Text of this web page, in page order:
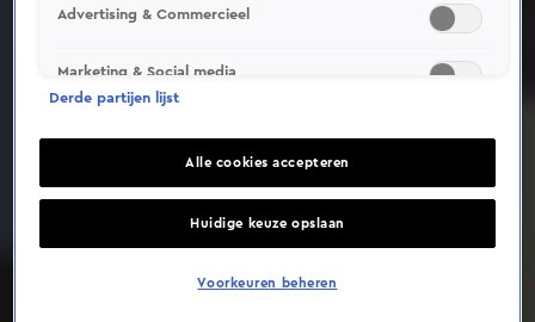
Advertising & Commercieel
Marketing & Social media
Derde partijen lijst
Alle cookies accepteren
Huidige keuze opslaan
Voorkeuren beheren